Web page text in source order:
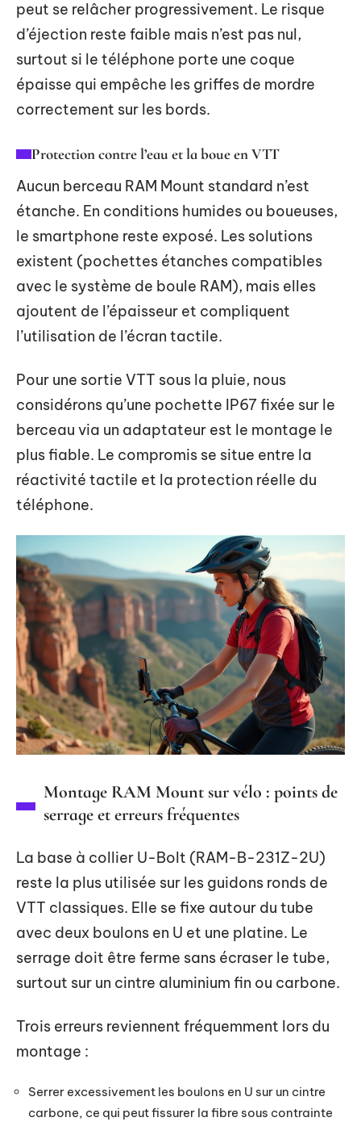
peut se relâcher progressivement. Le risque
d’éjection reste faible mais n’est pas nul,
surtout si le téléphone porte une coque
épaisse qui empêche les griffes de mordre
correctement sur les bords.
Protection contre l’eau et la boue en VTT
Aucun berceau RAM Mount standard n’est
étanche. En conditions humides ou boueuses,
le smartphone reste exposé. Les solutions
existent (pochettes étanches compatibles
avec le système de boule RAM), mais elles
ajoutent de l’épaisseur et compliquent
l’utilisation de l’écran tactile.
Pour une sortie VTT sous la pluie, nous
considérons qu’une pochette IP67 fixée sur le
berceau via un adaptateur est le montage le
plus fiable. Le compromis se situe entre la
réactivité tactile et la protection réelle du
téléphone.
Montage RAM Mount sur vélo : points de
serrage et erreurs fréquentes
La base à collier U-Bolt (RAM-B-231Z-2U)
reste la plus utilisée sur les guidons ronds de
VTT classiques. Elle se fixe autour du tube
avec deux boulons en U et une platine. Le
serrage doit être ferme sans écraser le tube,
surtout sur un cintre aluminium fin ou carbone.
Trois erreurs reviennent fréquemment lors du
montage :
Serrer excessivement les boulons en U sur un cintre
carbone, ce qui peut fissurer la fibre sous contrainte